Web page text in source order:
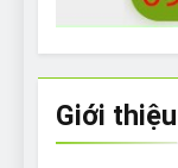
Giới thiệu